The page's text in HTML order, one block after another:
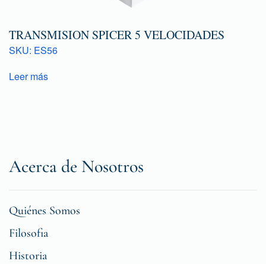
TRANSMISION SPICER 5 VELOCIDADES
SKU: ES56
Leer más
Acerca de Nosotros
Quiénes Somos
Filosofia
Historia